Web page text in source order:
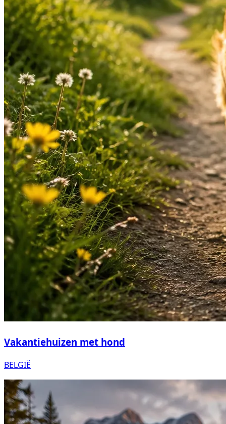
Vakantiehuizen met hond
BELGIË